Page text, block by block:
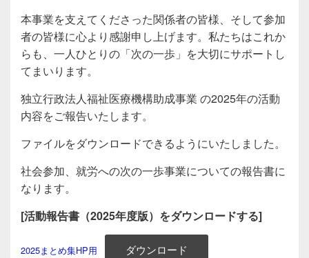
本事業を支えてくださった関係者の皆様、そして参加
者の皆様に心より感謝申し上げます。私たちはこれか
らも、一人ひとりの「次の一歩」を大切にサポートし
てまいります。
独立行政法人福祉医療機構助成事業 の2025年の活動
内容をご報告いたします。
ファイルをダウンロードできるようにいたしました。
社会参加、就労への次の一歩事業についての報告書に
なります。
[活動報告書（2025年度版）をダウンロードする]
2025まとめ集HP用 ダウンロード